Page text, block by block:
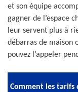
et son équipe
gagner de l’espace
leur servent plus à
débarras de maison
pouvez l’appeler
Comment les tarifs